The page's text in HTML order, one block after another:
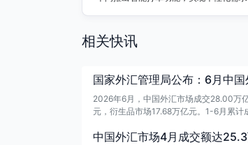
相关快讯
国家外汇管理局公布：6月中
2026年6月，中国外汇市场成交28.00万
元，衍生品市场17.68万亿元。1-6月累计
中国外汇市场4月成交额达